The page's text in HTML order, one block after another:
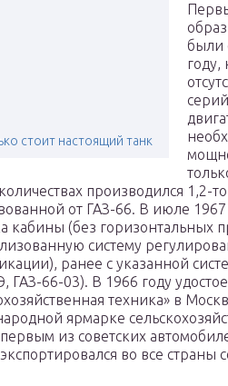
стоит настоящий танк
были
году,
производился 1,2-
от ГАЗ-66. В июле
кабины (без горизонтальных
систему
ранее с указанной
ГАЗ-66-03). В 1966 году
техника» в
ярмарке
из советских
во все страны